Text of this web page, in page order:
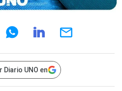
Diario UNO en